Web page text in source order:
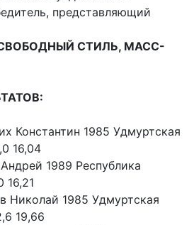
представляющий
СТИЛЬ, МАСС-
Константин 1985 Удмуртская
16,04
1989 Республика
16,21
Николай 1985 Удмуртская
19,66